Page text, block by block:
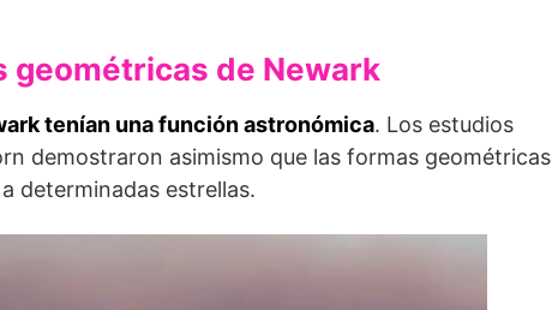
geométricas de Newark
tenían una función astronómica. Los estudios
demos­traron asimismo que las formas geométricas
determinadas estrellas.